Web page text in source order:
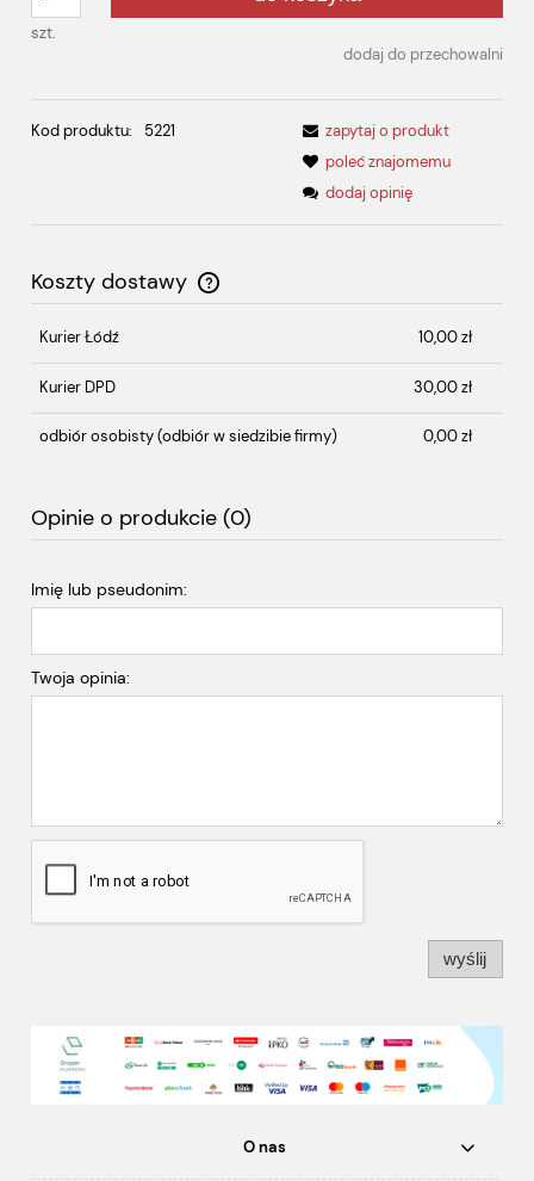
szt.
dodaj do przechowalni
Kod produktu: 5221
zapytaj o produkt
poleć znajomemu
dodaj opinię
Koszty dostawy
Cena nie zawiera ewentualnych kosztów płatności
Kurier Łódź 10,00 zł
Kurier DPD 30,00 zł
odbiór osobisty(odbiór w siedzibie firmy) 0,00 zł
Opinie o produkcie (0)
Imię lub pseudonim:
Twoja opinia:
wyślij
O nas